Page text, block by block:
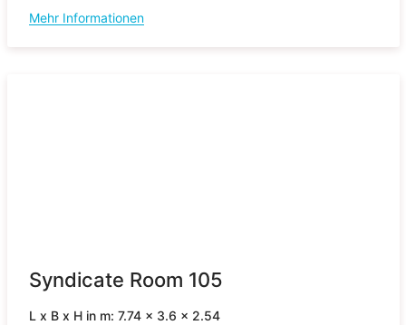
Mehr Informationen
Syndicate Room 105
L x B x H in m: 7.74 x 3.6 x 2.54